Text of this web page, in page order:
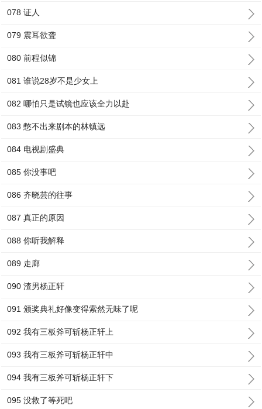
078 证人
079 震耳欲聋
080 前程似锦
081 谁说28岁不是少女上
082 哪怕只是试镜也应该全力以赴
083 憋不出来剧本的林镇远
084 电视剧盛典
085 你没事吧
086 齐晓芸的往事
087 真正的原因
088 你听我解释
089 走廊
090 渣男杨正轩
091 颁奖典礼好像变得索然无味了呢
092 我有三板斧可斩杨正轩上
093 我有三板斧可斩杨正轩中
094 我有三板斧可斩杨正轩下
095 没救了等死吧